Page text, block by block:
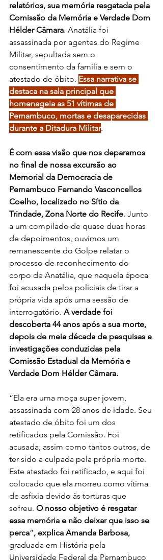
relatórios, sua memória resgatada pela
Comissão da Memória e Verdade Dom
Hélder Câmara. Anatália foi
assassinada por agentes do Regime
Militar, sepultada sem o
consentimento da família e sem o
atestado de óbito. Essa narrativa se
destaca na sala principal que
homenageia as 51 vítimas de
Pernambuco, mortas e desaparecidas
durante a Ditadura Militar.
É com essa visão que nos deparamos
no final de nossa excursão ao
Memorial da Democracia de
Pernambuco Fernando Vasconcellos
Coelho, localizado no Sítio da
Trindade, Zona Norte do Recife. Junto
a um compilado de quase duas horas
de depoimentos, ouvimos um
remanescente do Golpe relatar o
processo de reconhecimento do
corpo de Anatália, que naquela época
foi acusada pelos policiais de tirar a
própria vida após uma sessão de
interrogatório. A verdade foi
descoberta 44 anos após a sua morte,
depois de meia década de pesquisas e
investigações conduzidas pela
Comissão Estadual da Memória e
Verdade Dom Hélder Câmara.
“Ela era uma moça super jovem,
assassinada com 28 anos de idade. Seu
atestado de óbito foi um dos
retificados pela Comissão. Foi
acusada, assim como tantos outros, de
ter sido a culpada pela própria morte.
Este atestado foi retificado, e aqui foi
colocado que ela morreu como vítima
de asfixia devido às torturas que
sofreu. O nosso objetivo é resgatar
essa memória e não deixar que isso se
perca”, explica Amanda Barbosa,
graduada em História pela
Universidade Federal de Pernambuco